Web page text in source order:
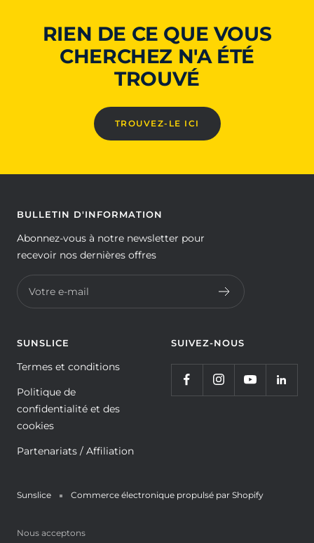
RIEN DE CE QUE VOUS
CHERCHEZ N'A ÉTÉ
TROUVÉ
TROUVEZ-LE ICI
BULLETIN D'INFORMATION
Abonnez-vous à notre newsletter pour
recevoir nos dernières offres
Votre e-mail
SUNSLICE
Termes et conditions
Politique de
confidentialité et des
cookies
Partenariats / Affiliation
SUIVEZ-NOUS
Sunslice Commerce électronique propulsé par Shopify
Nous acceptons